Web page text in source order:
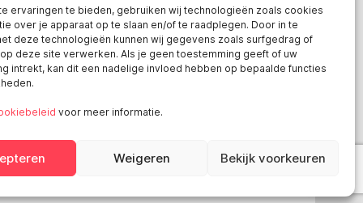
ervaringen te bieden, gebruiken wij technologieën zoals cookies
over je apparaat op te slaan en/of te raadplegen. Door in te
deze technologieën kunnen wij gegevens zoals surfgedrag of
deze site verwerken. Als je geen toestemming geeft of uw
intrekt, kan dit een nadelige invloed hebben op bepaalde functies
voor meer informatie.
Weigeren Bekijk voorkeuren
in Europa